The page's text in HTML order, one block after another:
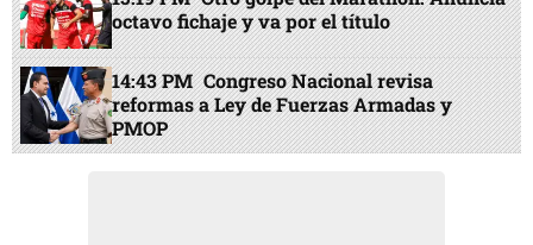
octavo fichaje y va por el título
14:43 PM Congreso Nacional revisa
reformas a Ley de Fuerzas Armadas y
PMOP